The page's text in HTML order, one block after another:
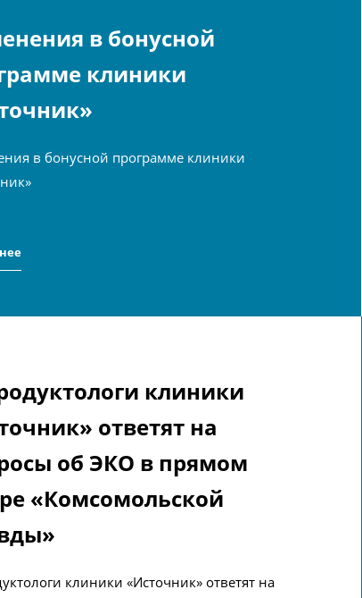
в бонусной
клиники
в бонусной программе клиники
клиники
ответят на
об ЭКО в прямом
«Комсомольской
клиники «Источник» ответят на